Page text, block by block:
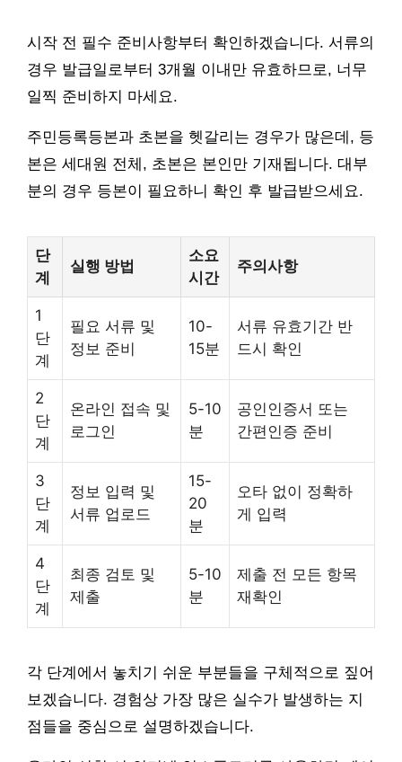
시작 전 필수 준비사항부터 확인하겠습니다. 서류의
경우 발급일로부터 3개월 이내만 유효하므로, 너무
일찍 준비하지 마세요.
주민등록등본과 초본을 헷갈리는 경우가 많은데, 등
본은 세대원 전체, 초본은 본인만 기재됩니다. 대부
분의 경우 등본이 필요하니 확인 후 발급받으세요.
단
계
실행 방법
소요
시간
주의사항
1
단
계
필요 서류 및
정보 준비
10-
15분
서류 유효기간 반
드시 확인
2
단
계
온라인 접속 및
로그인
5-10
분
공인인증서 또는
간편인증 준비
3
단
계
정보 입력 및
서류 업로드
15-
20
분
오타 없이 정확하
게 입력
4
단
계
최종 검토 및
제출
5-10
분
제출 전 모든 항목
재확인
각 단계에서 놓치기 쉬운 부분들을 구체적으로 짚어
보겠습니다. 경험상 가장 많은 실수가 발생하는 지
점들을 중심으로 설명하겠습니다.